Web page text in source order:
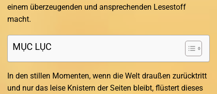
einem überzeugenden und ansprechenden Lesestoff
macht.
MỤC LỤC
In den stillen Momenten, wenn die Welt draußen zurücktritt
und nur das leise Knistern der Seiten bleibt, flüstert dieses